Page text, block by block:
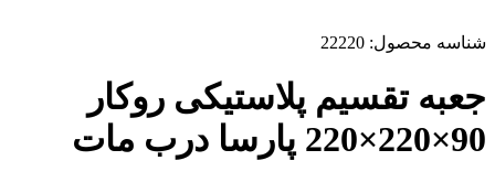
شناسه محصول: 22220
جعبه تقسیم پلاستیکی روکار
90×220×220 پارسا درب مات